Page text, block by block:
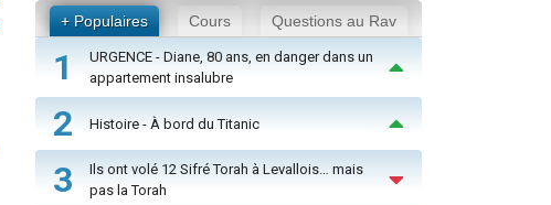
+ Populaires Cours Questions au Rav
1
URGENCE - Diane, 80 ans, en danger dans un
appartement insalubre
2 Histoire - À bord du Titanic
3
Ils ont volé 12 Sifré Torah à Levallois… mais
pas la Torah